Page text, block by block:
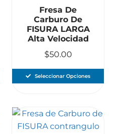
Fresa De
Carburo De
FISURA LARGA
Alta Velocidad
$50.00
Seleccionar Opciones